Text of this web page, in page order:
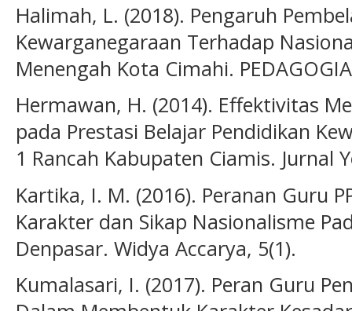
Halimah, L. (2018). Pengaruh
Kewarganegaraan Terhadap
Menengah Kota Cimahi.
Hermawan, H. (2014). Effektivitas
pada Prestasi Belajar Pendidikan
1 Rancah Kabupaten Ciamis. Jurnal
Kartika, I. M. (2016). Peranan Guru
Karakter dan Sikap Nasionalisme
Denpasar. Widya Accarya, 5(1).
Kumalasari, I. (2017). Peran Guru